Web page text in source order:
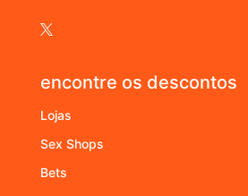

encontre os descontos
Lojas
Sex Shops
Bets